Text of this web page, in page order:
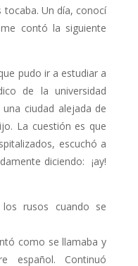
tocaba. Un día, conocí
contó la siguiente
pudo ir a estudiar a
de la universidad
ciudad alejada de
La cuestión es que
escuchó a
diciendo: ¡ay!
rusos cuando se
como se llamaba y
español. Continuó